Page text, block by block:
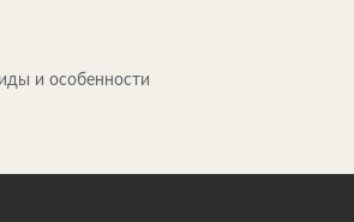
и особенности